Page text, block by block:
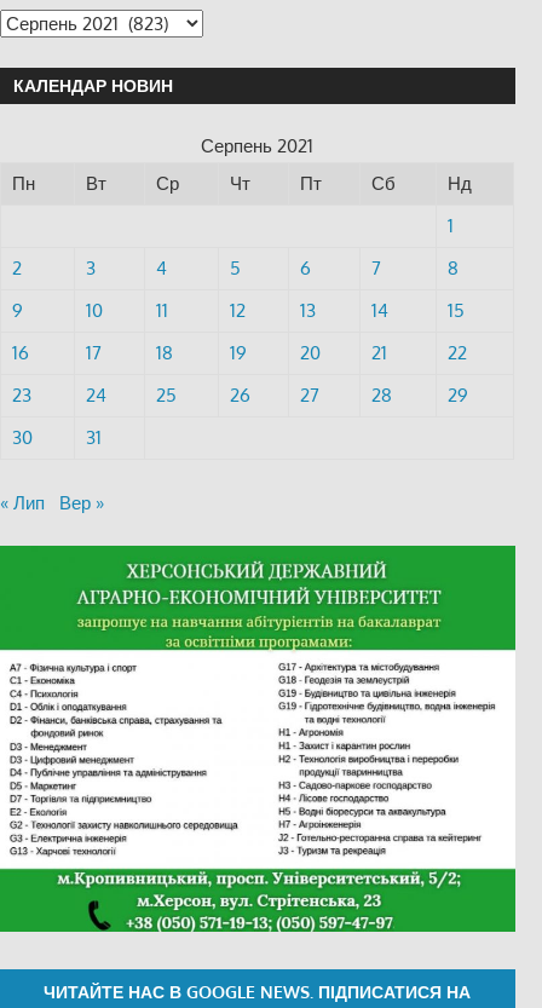
КАЛЕНДАР НОВИН
Серпень 2021
Пн
Вт Ср Чт Пт Сб
Нд
1
2
3 4 5 6 7
8
9
10 11 12 13 14
15
16
17 18 19 20 21
22
23
24 25 26 27 28
29
30
31
« Лип Вер »
ЧИТАЙТЕ НАС В GOOGLE NEWS. ПІДПИСАТИСЯ НА